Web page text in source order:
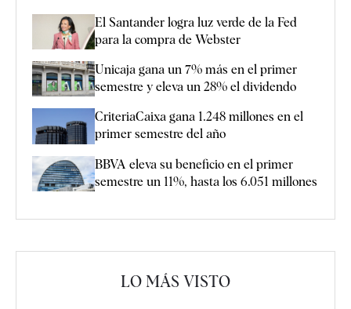
El Santander logra luz verde de la Fed
para la compra de Webster
Unicaja gana un 7% más en el primer
semestre y eleva un 28% el dividendo
CriteriaCaixa gana 1.248 millones en el
primer semestre del año
BBVA eleva su beneficio en el primer
semestre un 11%, hasta los 6.051 millones
LO MÁS VISTO